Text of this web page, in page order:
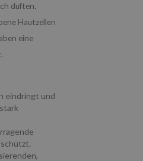
duften.
Hautzellen
eine
eindringt und